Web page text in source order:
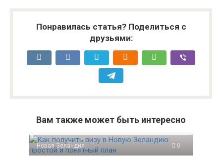
Понравилась статья? Поделиться с
друзьями:
Вам также может быть интересно
Новая Зеландия 0